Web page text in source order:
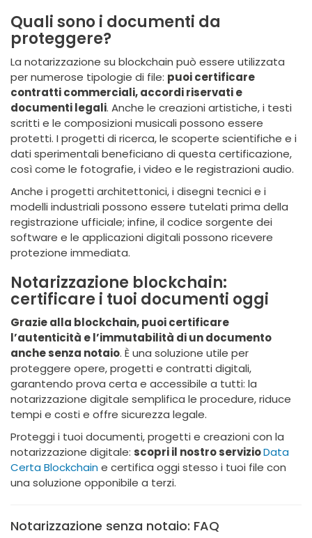
Quali sono i documenti da
proteggere?
La notarizzazione su blockchain può essere utilizzata
per numerose tipologie di file: puoi certificare
contratti commerciali, accordi riservati e
documenti legali. Anche le creazioni artistiche, i testi
scritti e le composizioni musicali possono essere
protetti. I progetti di ricerca, le scoperte scientifiche e i
dati sperimentali beneficiano di questa certificazione,
così come le fotografie, i video e le registrazioni audio.
Anche i progetti architettonici, i disegni tecnici e i
modelli industriali possono essere tutelati prima della
registrazione ufficiale; infine, il codice sorgente dei
software e le applicazioni digitali possono ricevere
protezione immediata.
Notarizzazione blockchain:
certificare i tuoi documenti oggi
Grazie alla blockchain, puoi certificare
l’autenticità e l’immutabilità di un documento
anche senza notaio. È una soluzione utile per
proteggere opere, progetti e contratti digitali,
garantendo prova certa e accessibile a tutti: la
notarizzazione digitale semplifica le procedure, riduce
tempi e costi e offre sicurezza legale.
Proteggi i tuoi documenti, progetti e creazioni con la
notarizzazione digitale: scopri il nostro servizioData
Certa Blockchaine certifica oggi stesso i tuoi file con
una soluzione opponibile a terzi.
Notarizzazione senza notaio: FAQ